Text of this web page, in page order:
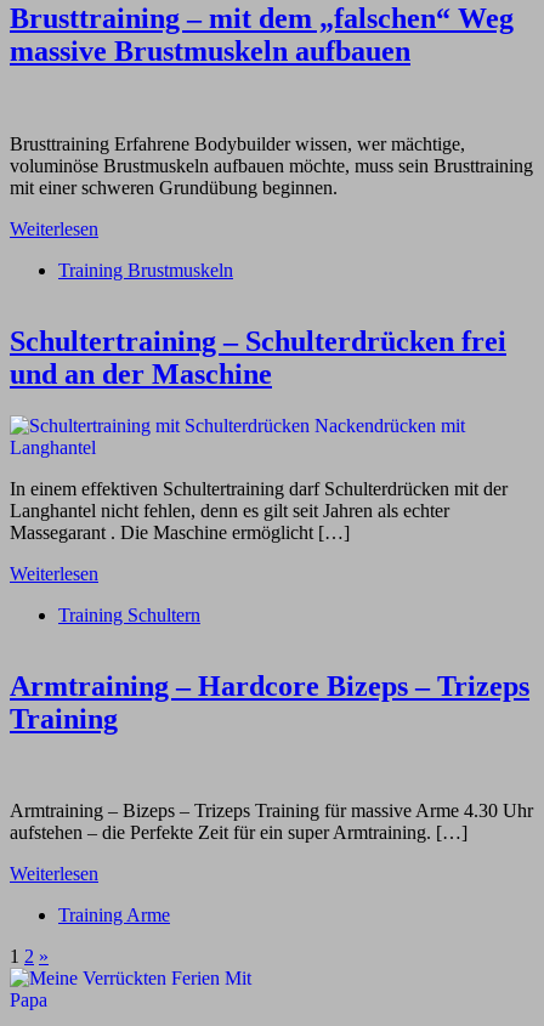
Brusttraining – mit dem „falschen“ Weg
massive Brustmuskeln aufbauen
Brusttraining Erfahrene Bodybuilder wissen, wer mächtige,
voluminöse Brustmuskeln aufbauen möchte, muss sein Brusttraining
mit einer schweren Grundübung beginnen.
Weiterlesen
Training Brustmuskeln
Schultertraining – Schulterdrücken frei
und an der Maschine
In einem effektiven Schultertraining darf Schulterdrücken mit der
Langhantel nicht fehlen, denn es gilt seit Jahren als echter
Massegarant . Die Maschine ermöglicht […]
Weiterlesen
Training Schultern
Armtraining – Hardcore Bizeps – Trizeps
Training
Armtraining – Bizeps – Trizeps Training für massive Arme 4.30 Uhr
aufstehen – die Perfekte Zeit für ein super Armtraining. […]
Weiterlesen
Training Arme
1 2 »